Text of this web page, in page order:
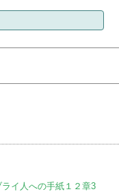
イ人への手紙１２章3